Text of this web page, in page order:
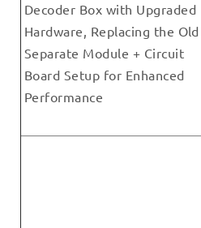
Decoder Box with Upgraded
Hardware, Replacing the Old
Separate Module + Circuit
Board Setup for Enhanced
Performance